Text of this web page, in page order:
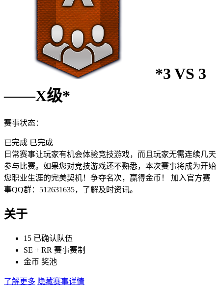
*3 VS 3
——X级*
赛事状态：
已完成 已完成
日常赛事让玩家有机会体验竞技游戏，而且玩家无需连续几天
参与比赛。如果您对竞技游戏还不熟悉，本次赛事将成为开始
您职业生涯的完美契机！争夺名次，赢得金币！ 加入官方赛
事QQ群：512631635，了解及时资讯。
关于
15 已确认队伍
SE + RR 赛事赛制
金币 奖池
了解更多 隐藏赛事详情